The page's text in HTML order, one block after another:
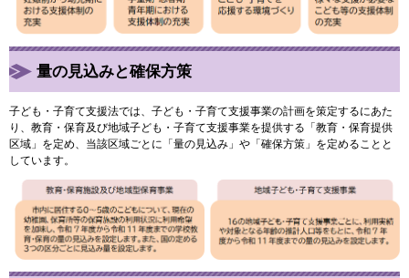
量の見込みと確保方策
子ども・子育て支援法では、子ども・子育て支援事業の計画を策定するにあた
り、教育・保育及び地域子ども・子育て支援事業を提供する「教育・保育提供
区域」を定め、当該区域ごとに「量の見込み」や「確保方策」を定めることと
しています。